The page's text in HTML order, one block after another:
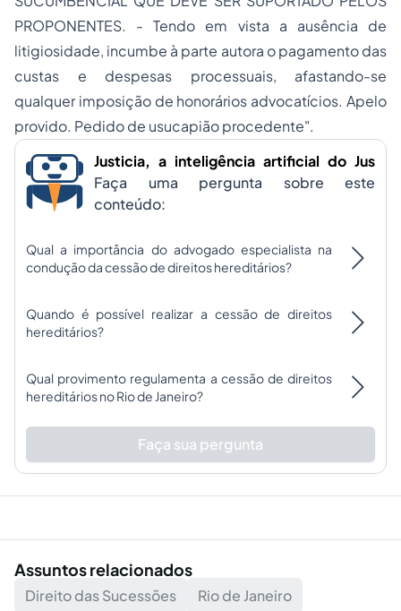
PROPONENTES. - Tendo em vista a ausência de
litigiosidade, incumbe à parte autora o pagamento das
custas e despesas processuais, afastando-se
qualquer imposição de honorários advocatícios. Apelo
provido. Pedido de usucapião procedente".
Justicia, a inteligência artificial do Jus
Faça uma pergunta sobre este
conteúdo:
Qual a importância do advogado especialista na
condução da cessão de direitos hereditários?
Quando é possível realizar a cessão de direitos
hereditários?
Qual provimento regulamenta a cessão de direitos
hereditários no Rio de Janeiro?
Faça sua pergunta
Assuntos relacionados
Direito das Sucessões
Rio de Janeiro